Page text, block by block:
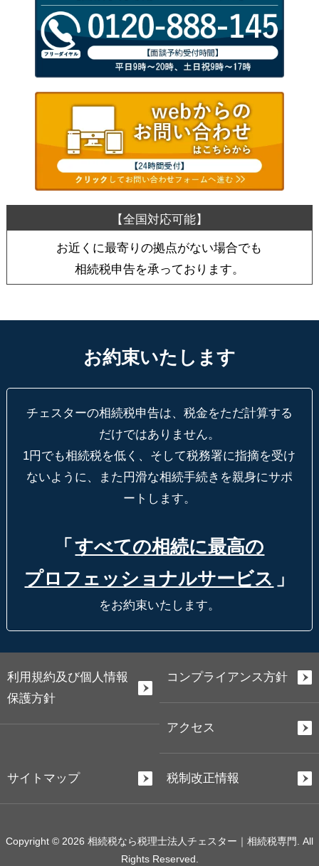
お近くに最寄りの拠点がない場合でも
相続税申告を承っております。
お約束いたします
チェスターの相続税申告は、税金をただ計算する
だけではありません。
1円でも相続税を低く、そして税務署に指摘を受け
ないように、
また円滑な相続手続きを親身にサポ
ートします。
「 すべての相続に最高の
プロフェッショナルサービス 」
をお約束いたします。
利用規約及び個人情報
保護方針
コンプライアンス方針
アクセス
サイトマップ 税制改正情報
Copyright © 2026 相続税なら税理士法人チェスター｜相続税専門. All
Rights Reserved.